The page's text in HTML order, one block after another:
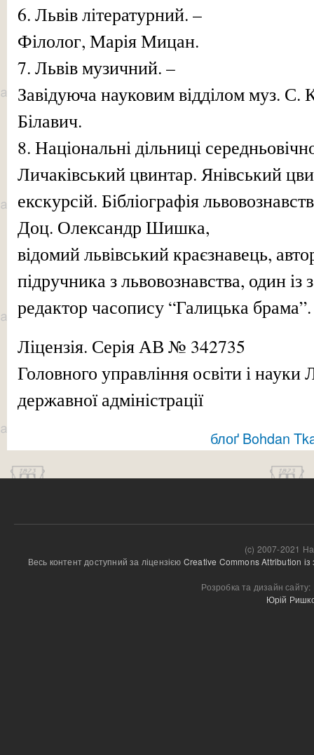
6. Львів літературний. –
Філолог, Марія Мицан.
7. Львів музичний. –
Завідуюча науковим відділом муз.
Білавич.
8. Національні дільниці
Личаківський цвинтар. Янівський
екскурсій. Бібліографія
Доц. Олександр Шишка,
відомий львівський краєзнавець,
підручника з львовознавства, один
редактор часопису “Галицька брама”.
Ліцензія. Серія АВ № 342735
Головного управління освіти і науки
державної адміністрації
блоґ Bohdan
(c) 2007-2021
Весь контент доступний за ліцензією Creative Commons Attribution
Розробка та дизайн сайту:
Юрій